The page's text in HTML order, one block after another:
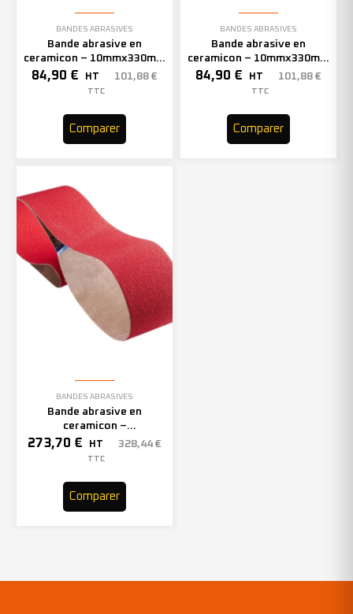
BANDES ABRASIVES
Bande abrasive en
ceramicon – 10mmx330mm
– Grain 60 – 333002 (x50)
84,90 € HT 101,88 €
TTC
Comparer
BANDES ABRASIVES
Bande abrasive en
ceramicon – 10mmx330mm
– Grain 80 – 333003 (x50)
84,90 € HT 101,88 €
TTC
Comparer
BANDES ABRASIVES
Bande abrasive en
ceramicon –
150mmx2000mm – Grain 40
– 305969 (x10)
273,70 € HT 328,44 €
TTC
Comparer